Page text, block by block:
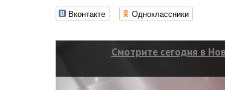
Вконтакте Одноклассники
Смотрите сегодня в